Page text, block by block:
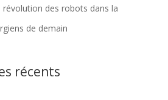
révolution des robots dans la
de demain
récents